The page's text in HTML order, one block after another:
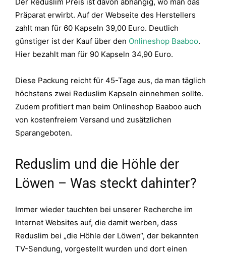
Präparat erwirbt. Auf der Webseite des Herstellers
zahlt man für 60 Kapseln 39,00 Euro. Deutlich
günstiger ist der Kauf über den Onlineshop Baaboo.
Hier bezahlt man für 90 Kapseln 34,90 Euro.
Diese Packung reicht für 45-Tage aus, da man täglich
höchstens zwei Reduslim Kapseln einnehmen sollte.
Zudem profitiert man beim Onlineshop Baaboo auch
von kostenfreiem Versand und zusätzlichen
Sparangeboten.
Reduslim und die Höhle der
Löwen – Was steckt dahinter?
Immer wieder tauchten bei unserer Recherche im
Internet Websites auf, die damit werben, dass
Reduslim bei „die Höhle der Löwen“, der bekannten
TV-Sendung, vorgestellt wurden und dort einen